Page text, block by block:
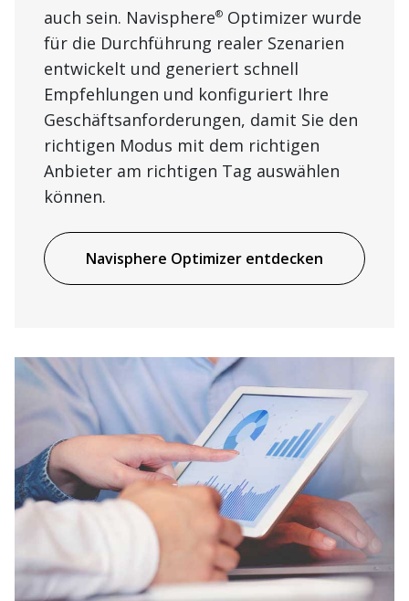
auch sein. Navisphere® Optimizer wurde
für die Durchführung realer Szenarien
entwickelt und generiert schnell
Empfehlungen und konfiguriert Ihre
Geschäftsanforderungen, damit Sie den
richtigen Modus mit dem richtigen
Anbieter am richtigen Tag auswählen
können.
Navisphere Optimizer entdecken